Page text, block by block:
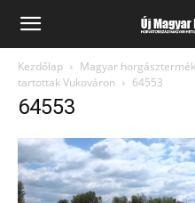
Kezdőlap
Magyar
tartottak Vukováron
64553
64553